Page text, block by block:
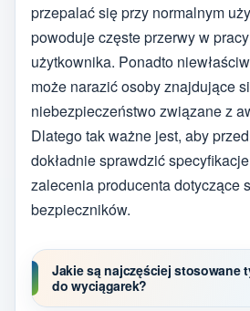
przepalać się przy normalnym
powoduje częste przerwy w
użytkownika. Ponadto
może narazić osoby znajdujące
niebezpieczeństwo związane z
Dlatego tak ważne jest, aby
dokładnie sprawdzić
zalecenia producenta dotyczące
bezpieczników.
Jakie są najczęściej stosowane
do wyciągarek?